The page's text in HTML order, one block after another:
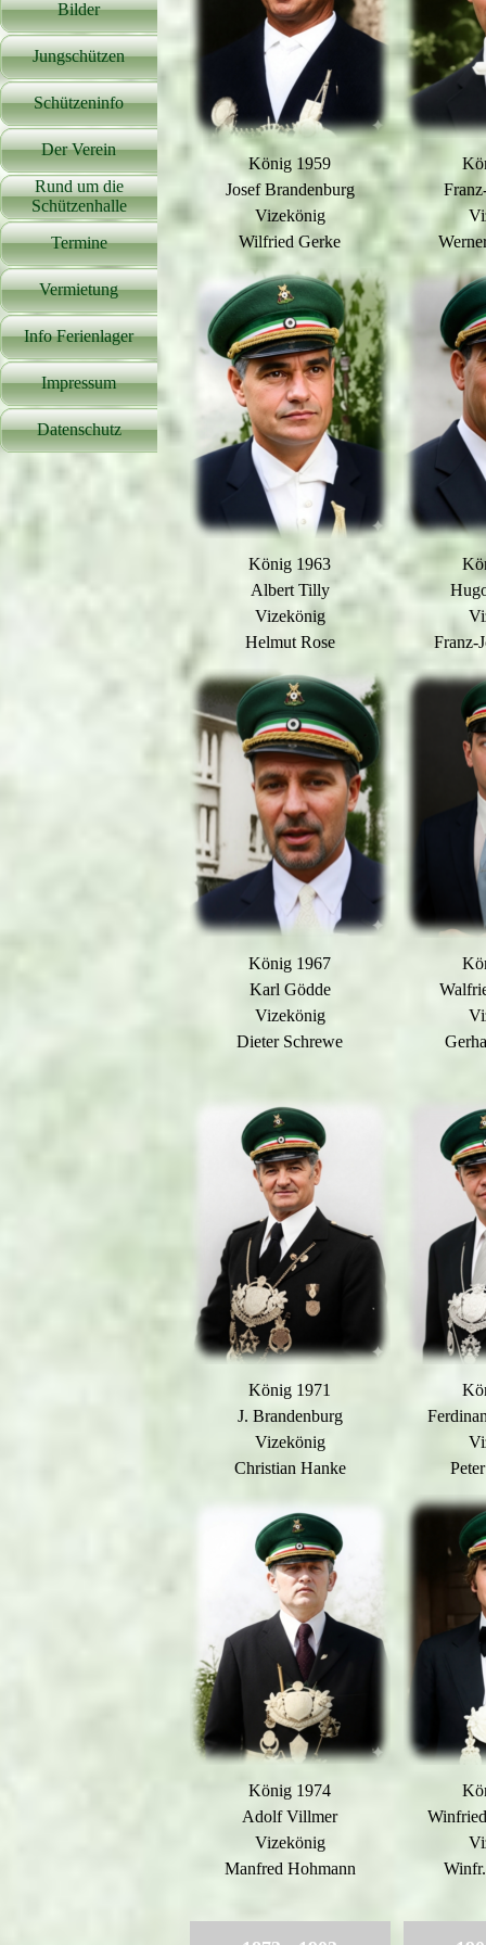
Bilder
Jungschützen
Schützeninfo ▼
Der Verein
Rund um die
Schützenhalle
▼
Termine
Vermietung
Info Ferienlager
Impressum
Datenschutz
König 1959
Josef Brandenburg
Vizekönig
Wilfried Gerke
König 1963
Albert Tilly
Vizekönig
Helmut Rose
Franz-
König 1967
Karl Gödde
Vizekönig
Dieter Schrewe
König 1971
J. Brandenburg
Vizekönig
Christian Hanke
König 1974
Adolf Villmer
Vizekönig
Manfred Hohmann